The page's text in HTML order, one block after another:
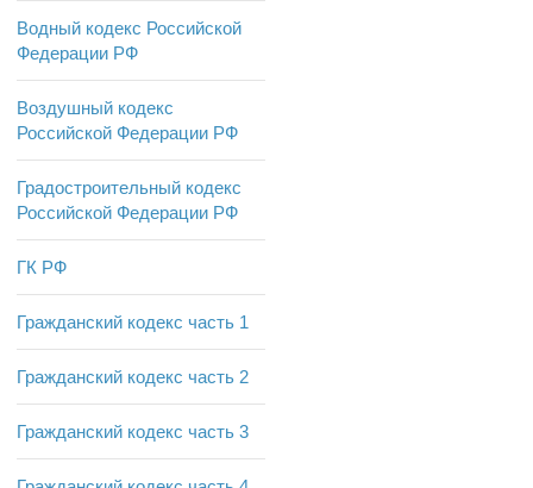
Водный кодекс Российской
Федерации РФ
Воздушный кодекс
Российской Федерации РФ
Градостроительный кодекс
Российской Федерации РФ
ГК РФ
Гражданский кодекс часть 1
Гражданский кодекс часть 2
Гражданский кодекс часть 3